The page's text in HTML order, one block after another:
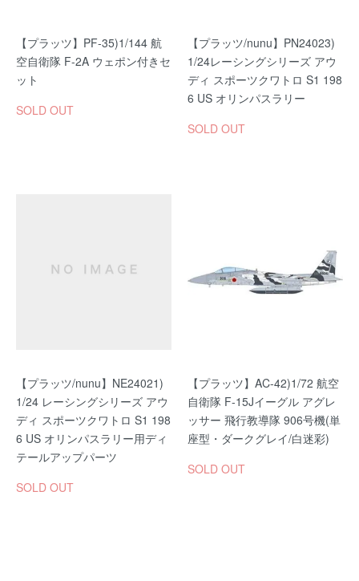
【プラッツ】PF-35)1/144 航
空自衛隊 F-2A ウェポン付きセ
ット
SOLD OUT
【プラッツ/nunu】PN24023)
1/24レーシングシリーズ アウ
ディ スポーツクワトロ S1 198
6 US オリンパスラリー
SOLD OUT
【プラッツ/nunu】NE24021)
1/24 レーシングシリーズ アウ
ディ スポーツクワトロ S1 198
6 US オリンパスラリー用ディ
テールアップパーツ
SOLD OUT
【プラッツ】AC-42)1/72 航空
自衛隊 F-15Jイーグル アグレ
ッサー 飛行教導隊 906号機(単
座型・ダークグレイ/白迷彩)
SOLD OUT